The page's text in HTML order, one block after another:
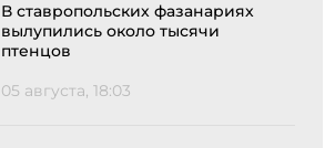
В ставропольских фазанариях
вылупились около тысячи
птенцов
05 августа, 18:03